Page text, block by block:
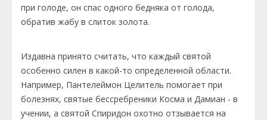
при голоде, он спас одного бедняка от голода,
обратив жабу в слиток золота.
Издавна принято считать, что каждый святой
особенно силен в какой-то определенной области.
Например, Пантелеймон Целитель помогает при
болезнях, святые бессребреники Косма и Дамиан - в
учении, а святой Спиридон охотно отзывается на